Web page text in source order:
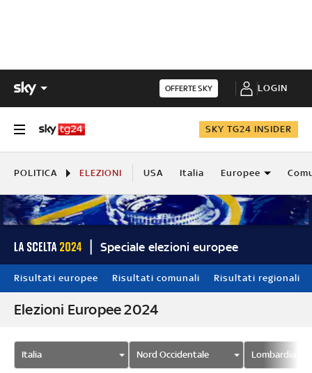
OFFERTE SKY LOGIN
SKY TG24 INSIDER
POLITICA ELEZIONI USA Italia Europee
Speciale elezioni europee
Risultati europee Risultati comunali Risultati regionali
Elezioni Europee 2024
Italia Nord Occidentale Lombardia